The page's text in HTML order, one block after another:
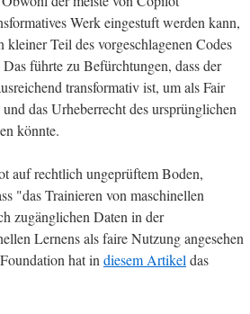
Werk eingestuft werden kann,
Teil des vorgeschlagenen Codes
führte zu Befürchtungen, dass der
transformativ ist, um als Fair
das Urheberrecht des ursprünglichen
könnte.
auf rechtlich ungeprüftem Boden,
"das Trainieren von maschinellen
zugänglichen Daten in der
Lernens als faire Nutzung angesehen
hat indiesem Artikeldas